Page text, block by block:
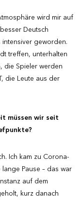
wird mir auf
Deutsch
geworden.
treffen, unterhalten
die Spieler werden
die Leute aus der
müssen wir seit
Ich kam zu Corona-
Pause – das war
auf dem
kurz danach